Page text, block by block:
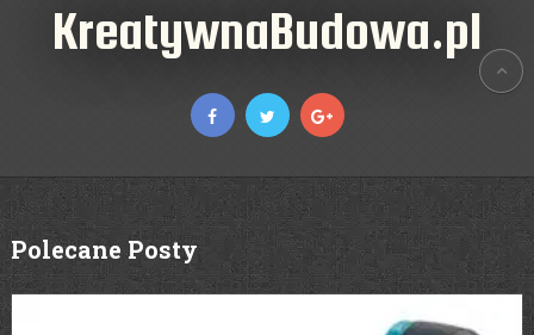
KreatywnaBudowa.pl
Polecane Posty